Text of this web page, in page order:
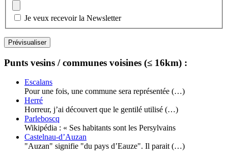
Je veux recevoir la Newsletter
Punts vesins / communes voisines (≤ 16km) :
Escalans
Pour une fois, une commune sera représentée (…)
Herré
Horreur, j’ai découvert que le gentilé utilisé (…)
Parleboscq
Wikipédia : « Ses habitants sont les Persylvains
Castelnau-d’Auzan
"Auzan" signifie "du pays d’Eauze". Il parait (…)